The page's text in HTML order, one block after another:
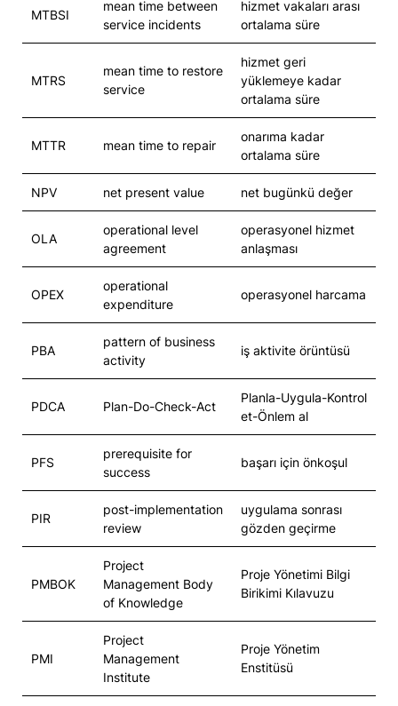
MTBSI
mean time between
service incidents
hizmet vakaları arası
ortalama süre
MTRS
mean time to restore
service
hizmet geri
yüklemeye kadar
ortalama süre
MTTR mean time to repair
onarıma kadar
ortalama süre
NPV net present value net bugünkü değer
OLA
operational level
agreement
operasyonel hizmet
anlaşması
OPEX
operational
expenditure
operasyonel harcama
PBA
pattern of business
activity
iş aktivite örüntüsü
PDCA Plan-Do-Check-Act
Planla-Uygula-Kontrol
et-Önlem al
PFS
prerequisite for
success
başarı için önkoşul
PIR
post-implementation
review
uygulama sonrası
gözden geçirme
PMBOK
Project
Management Body
of Knowledge
Proje Yönetimi Bilgi
Birikimi Kılavuzu
PMI
Project
Management
Institute
Proje Yönetim
Enstitüsü